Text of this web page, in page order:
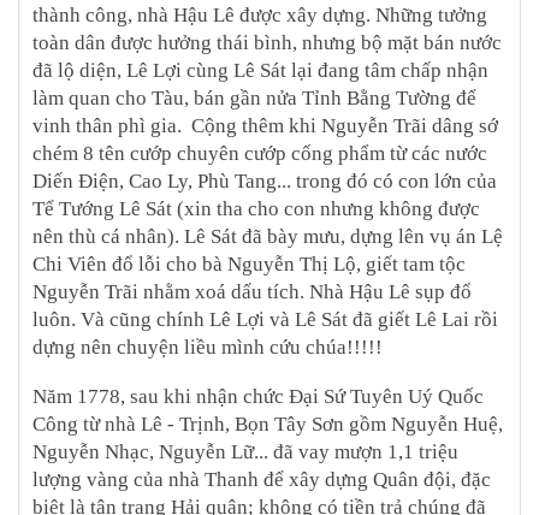
thành công, nhà Hậu Lê được xây dựng. Những tưởng
toàn dân được hưởng thái bình, nhưng bộ mặt bán nước
đã lộ diện, Lê Lợi cùng Lê Sát lại đang tâm chấp nhận
làm quan cho Tàu, bán gần nửa Tỉnh Bằng Tường để
vinh thân phì gia. Cộng thêm khi Nguyễn Trãi dâng sớ
chém 8 tên cướp chuyên cướp cống phẩm từ các nước
Diến Điện, Cao Ly, Phù Tang... trong đó có con lớn của
Tể Tướng Lê Sát (xin tha cho con nhưng không được
nên thù cá nhân). Lê Sát đã bày mưu, dựng lên vụ án Lệ
Chi Viên đổ lỗi cho bà Nguyễn Thị Lộ, giết tam tộc
Nguyễn Trãi nhằm xoá dấu tích. Nhà Hậu Lê sụp đổ
luôn. Và cũng chính Lê Lợi và Lê Sát đã giết Lê Lai rồi
dựng nên chuyện liều mình cứu chúa!!!!!
Năm 1778, sau khi nhận chức Đại Sứ Tuyên Uý Quốc
Công từ nhà Lê - Trịnh, Bọn Tây Sơn gồm Nguyễn Huệ,
Nguyễn Nhạc, Nguyễn Lữ... đã vay mượn 1,1 triệu
lượng vàng của nhà Thanh để xây dựng Quân đội, đặc
biệt là tân trang Hải quân; không có tiền trả chúng đã